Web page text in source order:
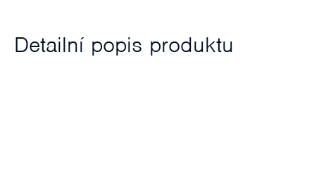
Detailní popis produktu